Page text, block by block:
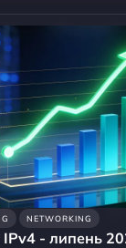
NETWORKING
IPv4 - липень